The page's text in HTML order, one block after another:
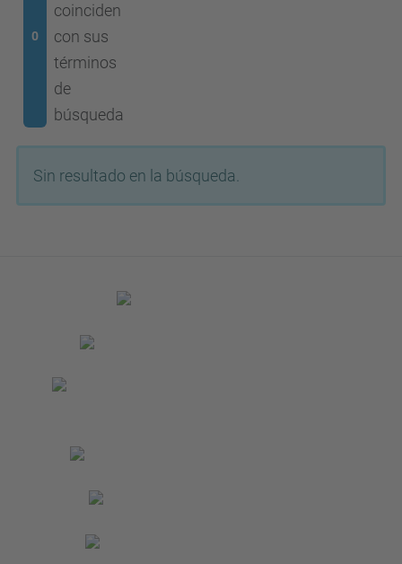
0
coinciden
con sus
términos
de
búsqueda
Sin resultado en la búsqueda.